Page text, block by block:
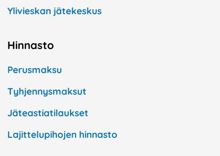
Ylivieskan jätekeskus
Hinnasto
Perusmaksu
Tyhjennysmaksut
Jäteastiatilaukset
Lajittelupihojen hinnasto